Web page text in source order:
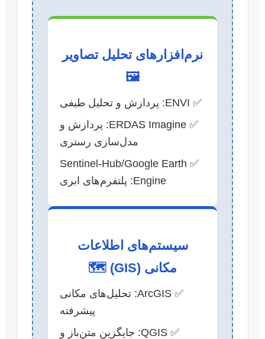
نرم‌افزارهای تحلیل تصاویر
🖼️
✅ ENVI: پردازش و تحلیل طیفی
✅ ERDAS Imagine: پردازش و
مدل‌سازی رستری
✅ Sentinel-Hub/Google Earth
Engine: پلتفرم‌های ابری
سیستم‌های اطلاعات
مکانی (GIS) 🗺️
✅ ArcGIS: تحلیل‌های مکانی
پیشرفته
✅ QGIS: جایگزین متن‌باز و